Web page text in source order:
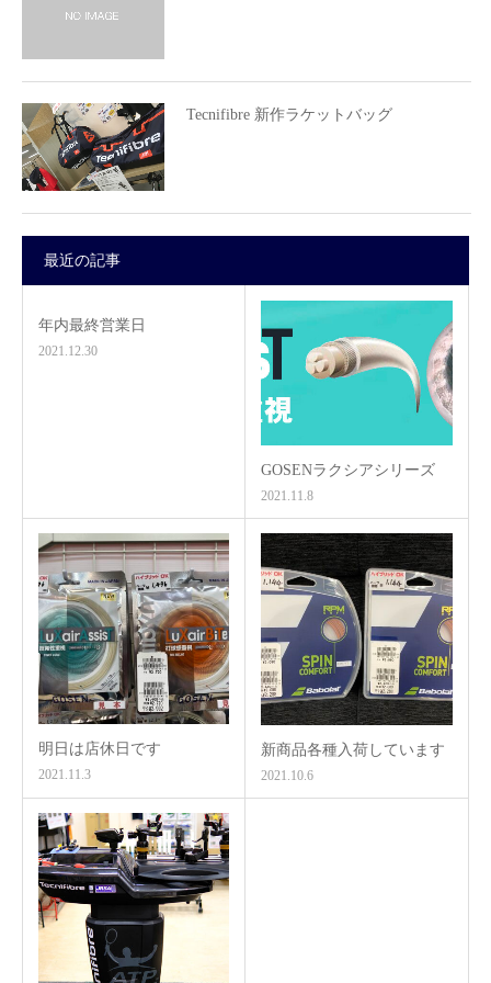
Tecnifibre 新作ラケットバッグ
最近の記事
年内最終営業日
2021.12.30
GOSENラクシアシリーズ
2021.11.8
明日は店休日です
2021.11.3
新商品各種入荷しています
2021.10.6